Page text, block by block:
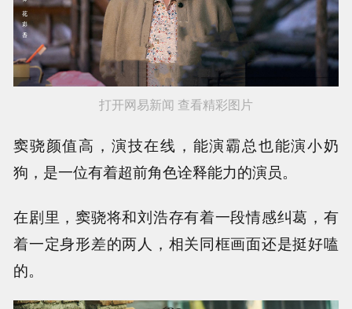
打开网易新闻 查看精彩图片
窦骁颜值高，演技在线，能演霸总也能演小奶
狗，是一位有着超前角色诠释能力的演员。
在剧里，窦骁将和刘浩存有着一段情感纠葛，有
着一定身形差的两人，相关同框画面还是挺好嗑
的。